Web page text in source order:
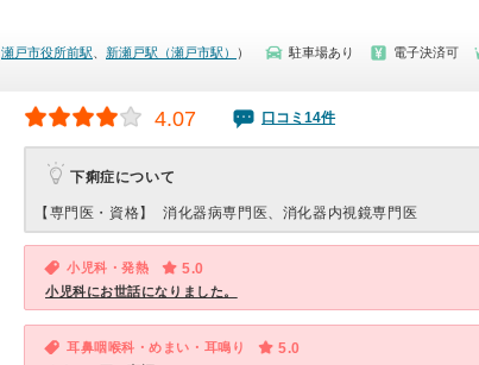
瀬戸市役所前駅 新瀬戸駅（瀬戸市駅） ） 駐車場あり
電子決済可
4.07 口コミ14件
下痢症について
【専門医・資格】 消化器病専門医、消化器内視鏡専門医
小児科・発熱 5.0
小児科にお世話になりました。
耳鼻咽喉科・めまい・耳鳴り 5.0